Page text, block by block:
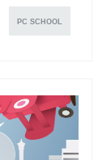
PC SCHOOL